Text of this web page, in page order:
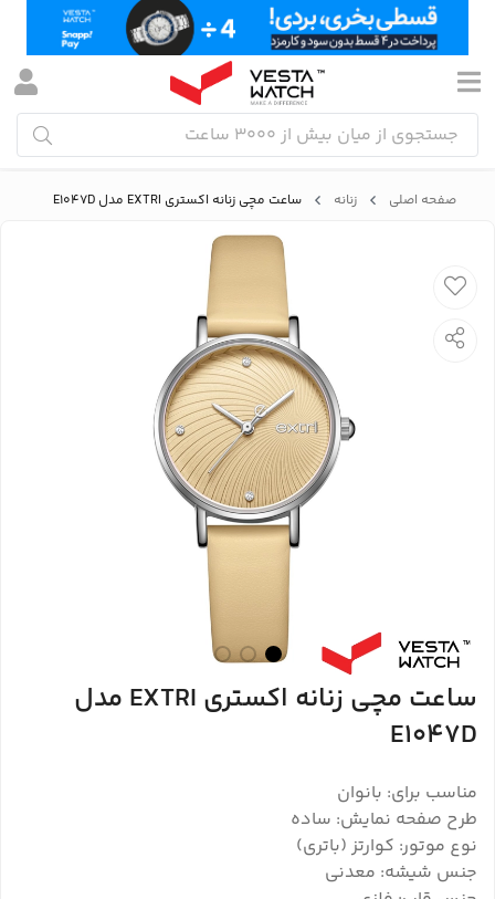
صفحه اصلی زنانه ساعت مچی زنانه اکستری EXTRI مدل E1047D
ساعت مچی زنانه اکستری EXTRI مدل
E1047D
مناسب برای: بانوان
طرح صفحه نمایش: ساده
نوع موتور: کوارتز (باتری)
جنس شیشه: معدنی